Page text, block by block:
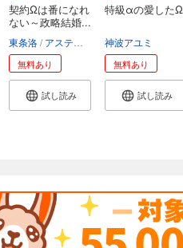
契約Ωは番になれ
ない～政略結婚...
東条洛 アスティル編集部
無料あり
試し読み
特級αの愛したΩ
神波アユミ
無料あり
試し読み